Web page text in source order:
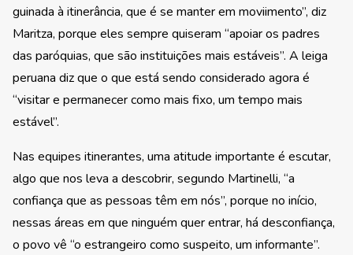
guinada à itinerância, que é se manter em moviimento”, diz
Maritza, porque eles sempre quiseram “apoiar os padres
das paróquias, que são instituições mais estáveis”. A leiga
peruana diz que o que está sendo considerado agora é
“visitar e permanecer como mais fixo, um tempo mais
estável”.
Nas equipes itinerantes, uma atitude importante é escutar,
algo que nos leva a descobrir, segundo Martinelli, “a
confiança que as pessoas têm em nós”, porque no início,
nessas áreas em que ninguém quer entrar, há desconfiança,
o povo vê “o estrangeiro como suspeito, um informante”.